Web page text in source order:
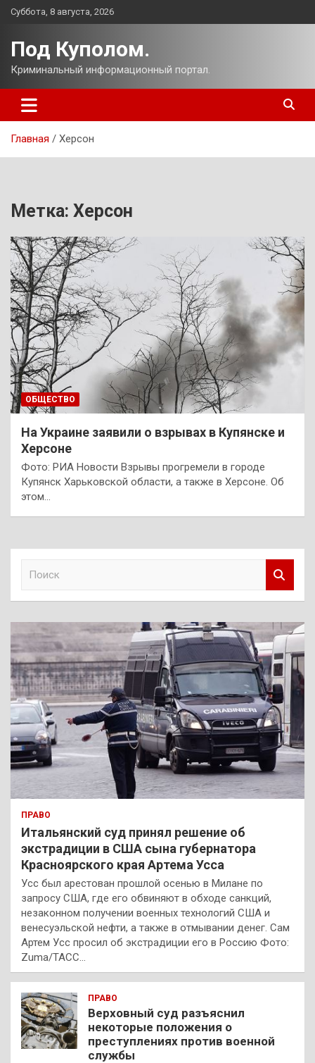
Перейти
Суббота, 8 августа, 2026
Под Куполом.
Криминальный информационный портал.
Главная Херсон
Метка: Херсон
ОБЩЕСТВО
На Украине заявили о взрывах в Купянске и
Херсоне
Фото: РИА Новости Взрывы прогремели в городе
Купянск Харьковской области, а также в Херсоне. Об
этом…
к
ПРАВО
Итальянский суд принял решение об
экстрадиции в США сына губернатора
Красноярского края Артема Усса
Усс был арестован прошлой осенью в Милане по
запросу США, где его обвиняют в обходе санкций,
незаконном получении военных технологий США и
венесуэльской нефти, а также в отмывании денег. Сам
Артем Усс просил об экстрадиции его в Россию Фото:
Zuma/ТАСС…
ПРАВО
Верховный суд разъяснил
некоторые положения о
преступлениях против военной
службы